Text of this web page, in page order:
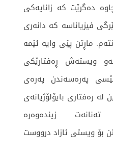
دەگرێت کە زانایەکی
فیزیاناسە کە دانەری
ماڕتن پێی وایە ئێمە
ویستەش ڕەفتارێکی
پەرەسەندن پەرەی
رەفتاری بایۆلۆژیانەی
تەنانەت زیندەوەرە
بۆ ویستی ئازاد درووست